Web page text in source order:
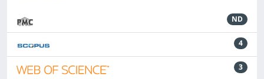
ND
4
3